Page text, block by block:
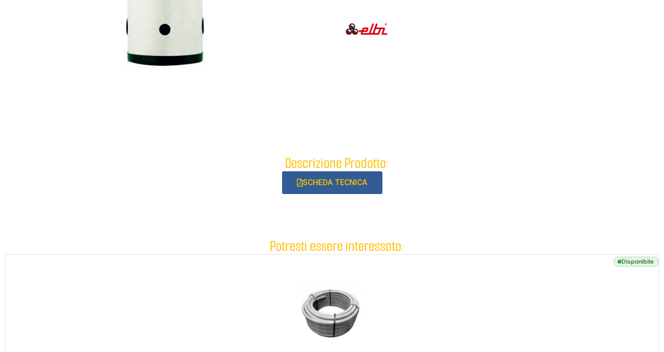
Descrizione Prodotto:
SCHEDA TECNICA
Potresti essere interessato:
Disponibile